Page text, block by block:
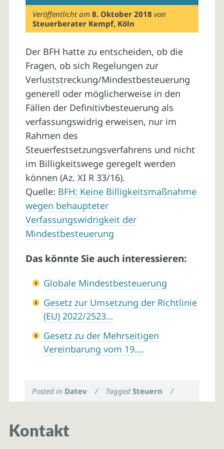
Veröffentlicht am8. Oktober 2018 von
Steuerberater Kempf, Köln
Der BFH hatte zu entscheiden, ob die
Fragen, ob sich Regelungen zur
Verluststreckung/Mindestbesteuerung
generell oder möglicherweise in den
Fällen der Definitivbesteuerung als
verfassungswidrig erweisen, nur im
Rahmen des
Steuerfestsetzungsverfahrens und nicht
im Billigkeitswege geregelt werden
können (Az. XI R 33/16).
Quelle: BFH: Keine Billigkeitsmaßnahme
wegen behaupteter
Verfassungswidrigkeit der
Mindestbesteuerung
Das könnte Sie auch interessieren:
Globale Mindestbesteuerung
Gesetz zur Umsetzung der Richtlinie
(EU) 2022/2523…
Gesetz zu der Mehrseitigen
Vereinbarung vom 19.…
Posted in Datev / TaggedSteuern /
Kontakt